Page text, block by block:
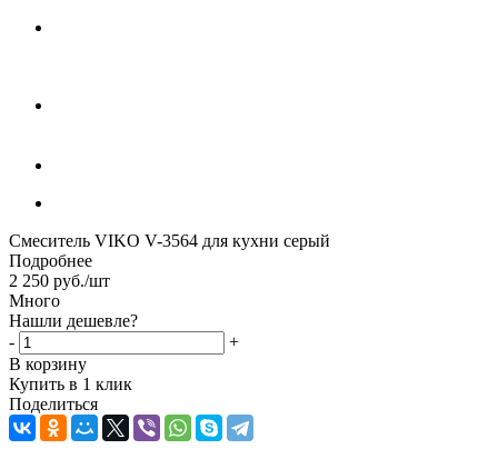
Смеситель VIKO V-3564 для кухни серый
Подробнее
2 250 руб./шт
Много
Нашли дешевле?
-
+
В корзину
Купить в 1 клик
Поделиться